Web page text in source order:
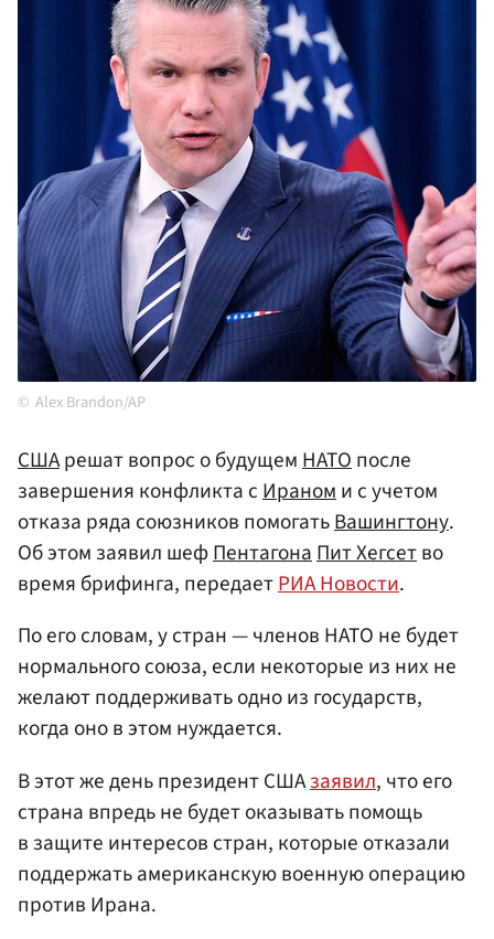
Alex Brandon/AP
СШАрешат вопрос о будущемНАТОпосле
завершения конфликта сИраноми с учетом
отказа ряда союзников помогатьВашингтону.
Об этом заявил шефПентагонаПит Хегсетво
время брифинга, передаетРИА Новости.
По его словам, у стран — членов НАТО не будет
нормального союза, если некоторые из них не
желают поддерживать одно из государств,
когда оно в этом нуждается.
В этот же день президент СШАзаявил, что его
страна впредь не будет оказывать помощь
в защите интересов стран, которые отказали
поддержать американскую военную операцию
против Ирана.